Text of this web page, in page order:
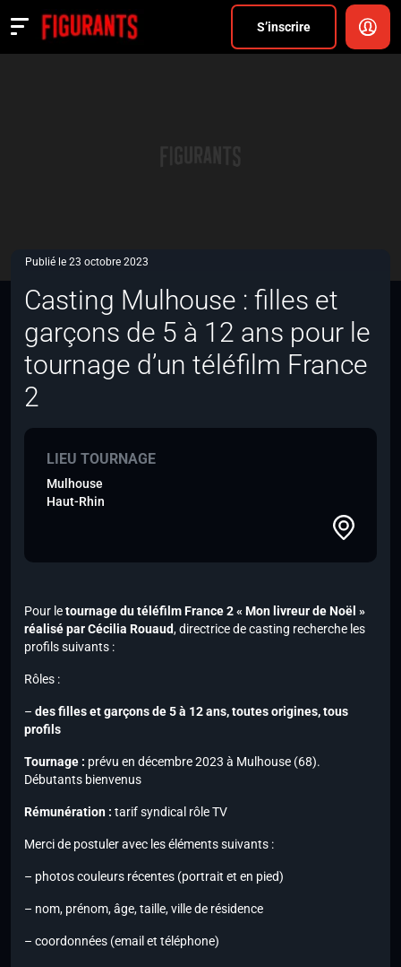
S’inscrire
Actualités
Publié le 23 octobre 2023
Casting Mulhouse : filles et
garçons de 5 à 12 ans pour le
tournage d’un téléfilm France
2
LIEU TOURNAGE
Mulhouse
Haut-Rhin
Pour letournage du téléfilm France 2 « Mon livreur de Noël »
réalisé par Cécilia Rouaud, directrice de casting recherche les
profils suivants :
Rôles :
– des filles et garçons de 5 à 12 ans, toutes origines, tous
profils
Tournage : prévu en décembre 2023 à Mulhouse (68).
Débutants bienvenus
Rémunération : tarif syndical rôle TV
Merci de postuler avec les éléments suivants :
– photos couleurs récentes (portrait et en pied)
– nom, prénom, âge, taille, ville de résidence
– coordonnées (email et téléphone)